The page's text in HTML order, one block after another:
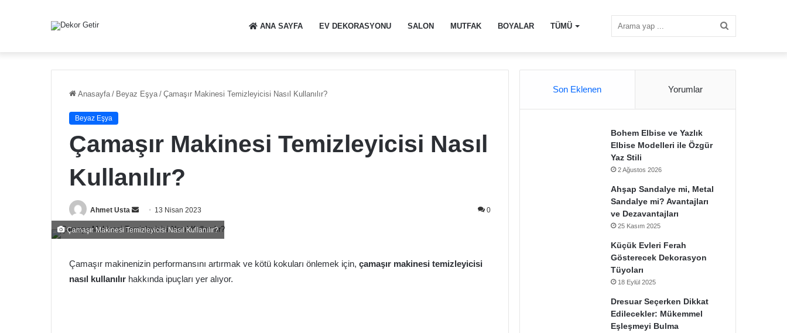
ANA SAYFA EV DEKORASYONU SALON MUTFAK BOYALAR TÜMÜ
Anasayfa / Beyaz Eşya / Çamaşır Makinesi Temizleyicisi Nasıl Kullanılır?
Beyaz Eşya
Çamaşır Makinesi Temizleyicisi Nasıl
Kullanılır?
Ahmet Usta
Bir
posta
13 Nisan 2023 0
Çamaşır Makinesi Temizleyicisi Nasıl Kullanılır?
Çamaşır makinenizin performansını artırmak ve kötü kokuları önlemek için, çamaşır makinesi temizleyicisi
nasıl kullanılır hakkında ipuçları yer alıyor.
Son Eklenen Yorumlar
Bohem Elbise ve Yazlık
Elbise Modelleri ile Özgür
Yaz Stili
2 Ağustos 2026
Ahşap Sandalye mi, Metal
Sandalye mi? Avantajları
ve Dezavantajları
25 Kasım 2025
Küçük Evleri Ferah
Gösterecek Dekorasyon
Tüyoları
18 Eylül 2025
Dresuar Seçerken Dikkat
Edilecekler: Mükemmel
Eşleşmeyi Bulma